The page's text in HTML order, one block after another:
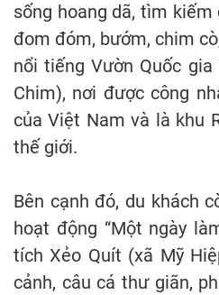
sống hoang dã, tìm
đom đóm, bướm, chim
nổi tiếng Vườn Quốc
Chim), nơi được công
của Việt Nam và là khu
thế giới.
Bên cạnh đó, du khách
hoạt động “Một ngày
tích Xẻo Quít (xã Mỹ
cảnh, câu cá thư giãn,